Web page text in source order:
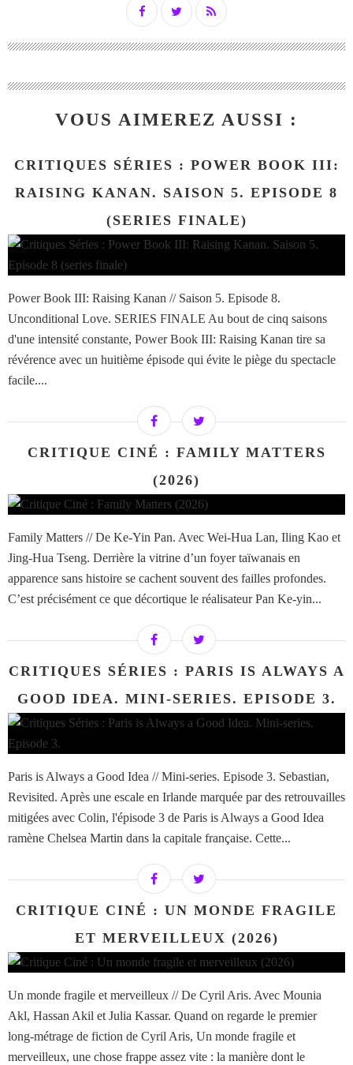
VOUS AIMEREZ AUSSI :
CRITIQUES SÉRIES : POWER BOOK III:
RAISING KANAN. SAISON 5. EPISODE 8
(SERIES FINALE)
Power Book III: Raising Kanan // Saison 5. Episode 8.
Unconditional Love. SERIES FINALE Au bout de cinq saisons
d'une intensité constante, Power Book III: Raising Kanan tire sa
révérence avec un huitième épisode qui évite le piège du spectacle
facile....
CRITIQUE CINÉ : FAMILY MATTERS
(2026)
Family Matters // De Ke-Yin Pan. Avec Wei-Hua Lan, Iling Kao et
Jing-Hua Tseng. Derrière la vitrine d’un foyer taïwanais en
apparence sans histoire se cachent souvent des failles profondes.
C’est précisément ce que décortique le réalisateur Pan Ke-yin...
CRITIQUES SÉRIES : PARIS IS ALWAYS A
GOOD IDEA. MINI-SERIES. EPISODE 3.
Paris is Always a Good Idea // Mini-series. Episode 3. Sebastian,
Revisited. Après une escale en Irlande marquée par des retrouvailles
mitigées avec Colin, l'épisode 3 de Paris is Always a Good Idea
ramène Chelsea Martin dans la capitale française. Cette...
CRITIQUE CINÉ : UN MONDE FRAGILE
ET MERVEILLEUX (2026)
Un monde fragile et merveilleux // De Cyril Aris. Avec Mounia
Akl, Hassan Akil et Julia Kassar. Quand on regarde le premier
long-métrage de fiction de Cyril Aris, Un monde fragile et
merveilleux, une chose frappe assez vite : la manière dont le